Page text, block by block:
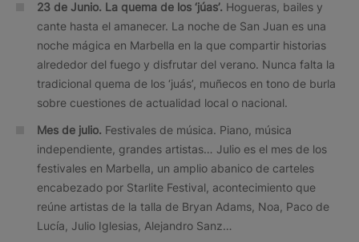
23 de Junio. La quema de los ‘júas’. Hogueras, bailes y
cante hasta el amanecer. La noche de San Juan es una
noche mágica en Marbella en la que compartir historias
alrededor del fuego y disfrutar del verano. Nunca falta la
tradicional quema de los ‘juás’, muñecos en tono de burla
sobre cuestiones de actualidad local o nacional.
Mes de julio. Festivales de música. Piano, música
independiente, grandes artistas… Julio es el mes de los
festivales en Marbella, un amplio abanico de carteles
encabezado por Starlite Festival, acontecimiento que
reúne artistas de la talla de Bryan Adams, Noa, Paco de
Lucía, Julio Iglesias, Alejandro Sanz…